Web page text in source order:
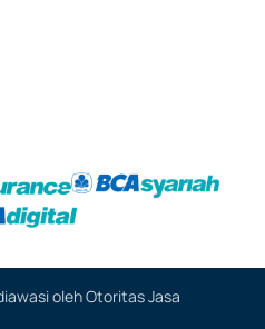
oleh Otoritas Jasa